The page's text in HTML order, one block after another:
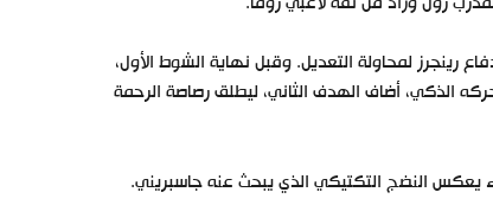
رينجرز لمحاولة التعديل. وقبل نهاية الشوط الأول،
الثاقبة وتحركه الذكي، أضاف الهدف الثاني، ليطلق رصاصة الرحمة